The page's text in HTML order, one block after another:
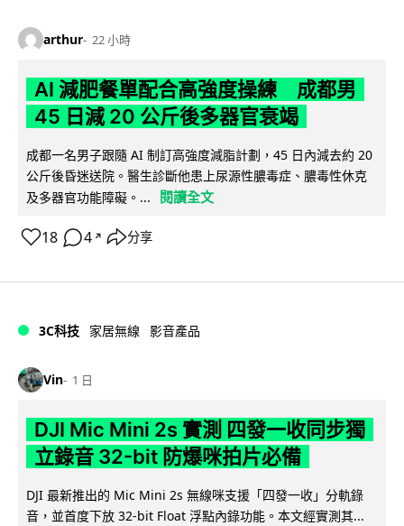
arthur 22 小時
AI 減肥餐單配合高強度操練 成都男
45 日減 20 公斤後多器官衰竭
成都一名男子跟隨 AI 制訂高強度減脂計劃，45 日內減去約 20
公斤後昏迷送院。醫生診斷他患上尿源性膿毒症、膿毒性休克
及多器官功能障礙。...
閱讀全文
18 4 ↗ 分享
3C科技 家居無線 影音產品
Vin 1 日
DJI Mic Mini 2s 實測 四發一收同步獨
立錄音 32-bit 防爆咪拍片必備
DJI 最新推出的 Mic Mini 2s 無線咪支援「四發一收」分軌錄
音，並首度下放 32-bit Float 浮點內錄功能。本文經實測其...